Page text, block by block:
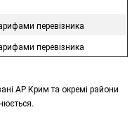
перевізника
перевізника
АР Крим та окремі райони